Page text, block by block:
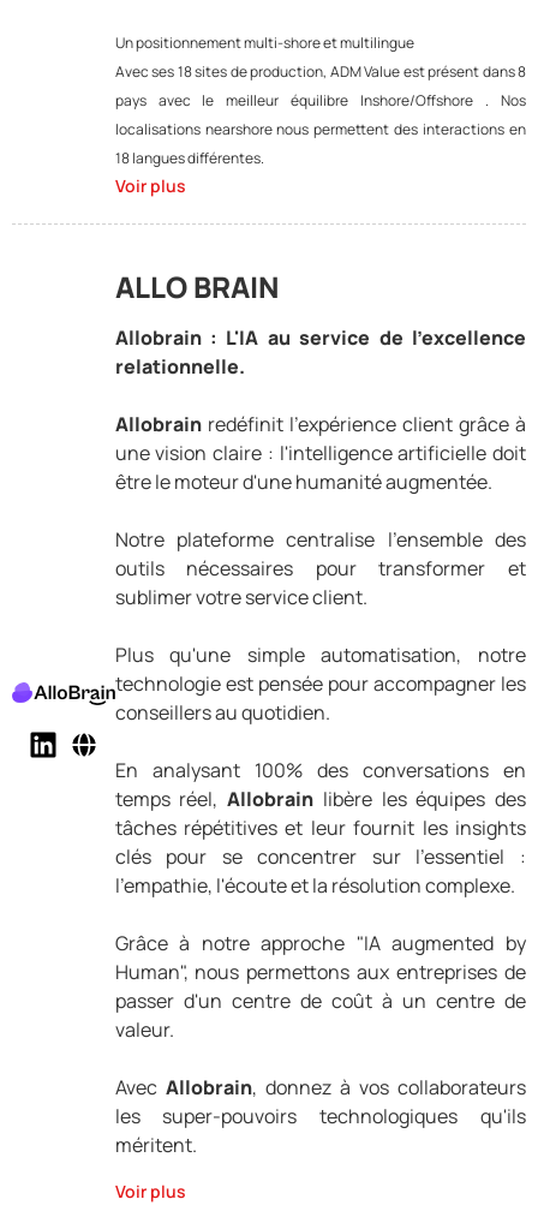
Un positionnement multi-shore et multilingue
Avec ses 18 sites de production, ADM Value est présent dans 8
pays avec le meilleur équilibre Inshore/Offshore . Nos
localisations nearshore nous permettent des interactions en
18 langues différentes.
Voir plus
ALLO BRAIN
Allobrain : L'IA au service de l'excellence
relationnelle.
Allobrainredéfinit l'expérience client grâce à
une vision claire : l'intelligence artificielle doit
être le moteur d'une humanité augmentée.
Notre plateforme centralise l'ensemble des
outils nécessaires pour transformer et
sublimer votre service client.
Plus qu'une simple automatisation, notre
technologie est pensée pour accompagner les
conseillers au quotidien.
En analysant 100% des conversations en
temps réel,Allobrain libère les équipes des
tâches répétitives et leur fournit les insights
clés pour se concentrer sur l'essentiel :
l'empathie, l'écoute et la résolution complexe.
Grâce à notre approche "IA augmented by
Human", nous permettons aux entreprises de
passer d'un centre de coût à un centre de
valeur.
Avec Allobrain, donnez à vos collaborateurs
les super-pouvoirs technologiques qu'ils
méritent.
Voir plus